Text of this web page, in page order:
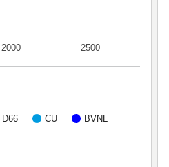
2000
2000 2500
2500
D66 CU BVNL